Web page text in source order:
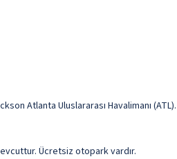
Atlanta Uluslararası Havalimanı (ATL).
Ücretsiz otopark vardır.